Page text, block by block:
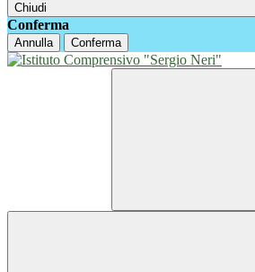
Chiudi
Conferma
Annulla Conferma